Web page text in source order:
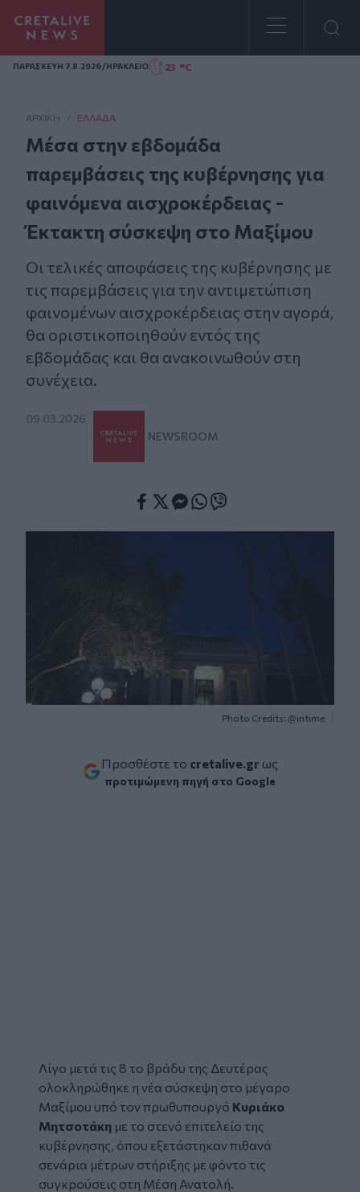
Homepage
ΠΑΡΑΣΚΕΥΗ 7.8.2026/ΗΡΑΚΛΕΙΟ 23 °C
ΑΡΧΙΚΗ / ΕΛΛΆΔΑ
Μέσα στην εβδομάδα
παρεμβάσεις της κυβέρνησης για
φαινόμενα αισχροκέρδειας -
Έκτακτη σύσκεψη στο Μαξίμου
Οι τελικές αποφάσεις της κυβέρνησης με
τις παρεμβάσεις για την αντιμετώπιση
φαινομένων αισχροκέρδειας στην αγορά,
θα οριστικοποιηθούν εντός της
εβδομάδας και θα ανακοινωθούν στη
συνέχεια.
09.03.2026
NEWSROOM
Photo Credits: @intime
Προσθέστε το cretalive.gr ως
προτιμώμενη πηγή στο Google
Λίγο μετά τις 8 το βράδυ της Δευτέρας
ολοκληρώθηκε η νέα σύσκεψη στο μέγαρο
Μαξίμου υπό τον πρωθυπουργό Κυριάκο
Μητσοτάκη με το στενό επιτελείο της
κυβέρνησης, όπου εξετάστηκαν πιθανά
σενάρια μέτρων στήριξης με φόντο τις
συγκρούσεις στη Μέση Ανατολή.